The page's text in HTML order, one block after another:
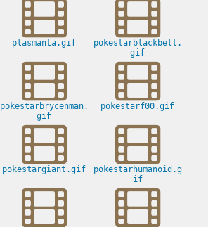
plasmanta.gif
pokestarblackbelt.
gif
pokestarbrycenman.
gif
pokestarf00.gif
pokestargiant.gif
pokestarhumanoid.g
if